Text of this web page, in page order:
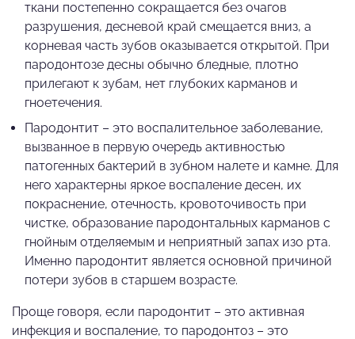
ткани постепенно сокращается без очагов
разрушения, десневой край смещается вниз, а
корневая часть зубов оказывается открытой. При
пародонтозе десны обычно бледные, плотно
прилегают к зубам, нет глубоких карманов и
гноетечения.
Пародонтит – это воспалительное заболевание,
вызванное в первую очередь активностью
патогенных бактерий в зубном налете и камне. Для
него характерны яркое воспаление десен, их
покраснение, отечность, кровоточивость при
чистке, образование пародонтальных карманов с
гнойным отделяемым и неприятный запах изо рта.
Именно пародонтит является основной причиной
потери зубов в старшем возрасте.
Проще говоря, если пародонтит – это активная
инфекция и воспаление, то пародонтоз – это